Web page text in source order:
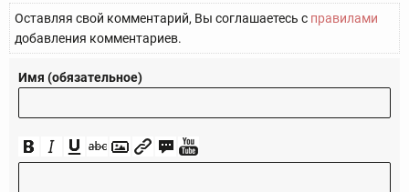
Оставляя свой комментарий, Вы соглашаетесь с правилами
добавления комментариев.
Имя (обязательное)